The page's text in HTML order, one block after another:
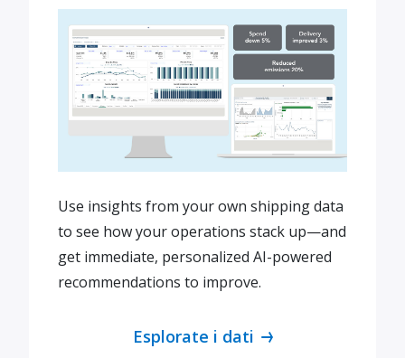
Use insights from your own shipping data
to see how your operations stack up—and
get immediate, personalized AI-powered
recommendations to improve.
Esplorate i dati